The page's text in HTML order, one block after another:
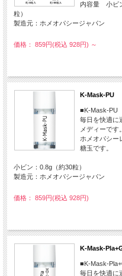
内容量 小ビ
粒）
製造元：ホメオパシージャパン
価格： 859円(税込 928円) ～
K-Mask-PU
■K-Mask-PU
毎日を快適に
メディーです。
ホメオパシー
糖玉です。
小ビン：0.8g（約30粒）
製造元：ホメオパシージャパン
価格： 859円(税込 928円)
K-Mask-
■K-Mask-
毎日を快適に